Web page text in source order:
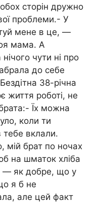
сторін дружно
проблеми.- У
мене в це, —
мама. А
нічого чути ні про
до себе
Бездітна 38-річна
життя роботі, не
Їх можна
коли ти
тебе вклали.
мій брат по ночах
на шматок хліба
— як добре, що у
я б не
але цей факт